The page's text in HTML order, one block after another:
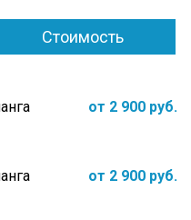
Стоимость
от 2 900 руб.
от 2 900 руб.